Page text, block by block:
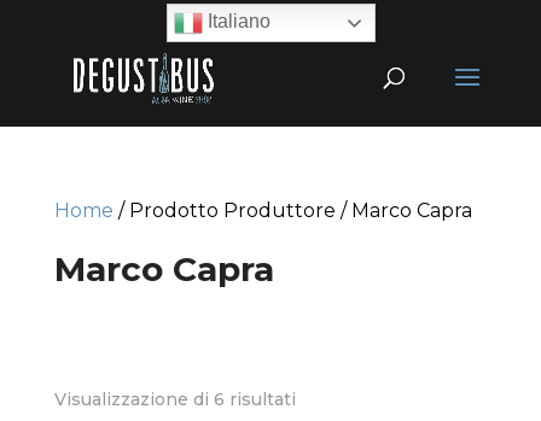
Home / Prodotto Produttore / Marco Capra
Marco Capra
Visualizzazione di 6 risultati
Italiano